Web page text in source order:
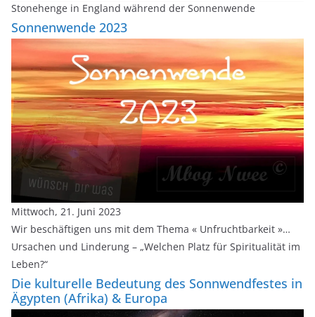
Stonehenge in England während der Sonnenwende
Sonnenwende 2023
Mittwoch, 21. Juni 2023
Wir beschäftigen uns mit dem Thema « Unfruchtbarkeit »…
Ursachen und Linderung – „Welchen Platz für Spiritualität im
Leben?“
Die kulturelle Bedeutung des Sonnwendfestes in
Ägypten (Afrika) & Europa